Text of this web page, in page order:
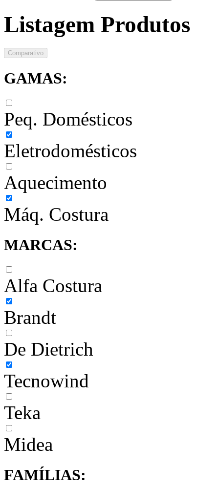
Listagem Produtos
Comparativo
GAMAS:
Peq. Domésticos
Eletrodomésticos
Aquecimento
Máq. Costura
MARCAS:
Alfa Costura
Brandt
De Dietrich
Tecnowind
Teka
Midea
FAMÍLIAS: